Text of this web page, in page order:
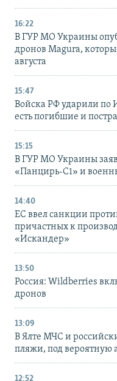
16:22
В ГУР МО Украины
дронов Magura,
августа
15:47
Войска РФ ударили по
есть погибшие и
15:15
В ГУР МО Украины
«Панцирь-С1» и
14:40
ЕС ввел санкции
причастных к
«Искандер»
13:50
Россия: Wildberries
дронов
13:09
В Ялте МЧС и
пляжи, под вероятную
12:52